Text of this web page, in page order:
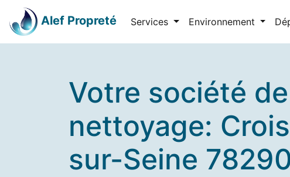
Alef Propreté Services Environnement
Votre société de
nettoyage:
sur-Seine